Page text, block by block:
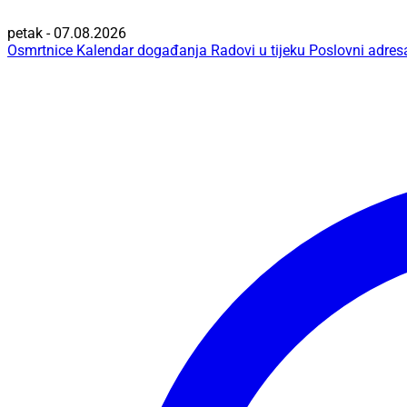
petak - 07.08.2026
Osmrtnice Kalendar događanja Radovi u tijeku Poslovni